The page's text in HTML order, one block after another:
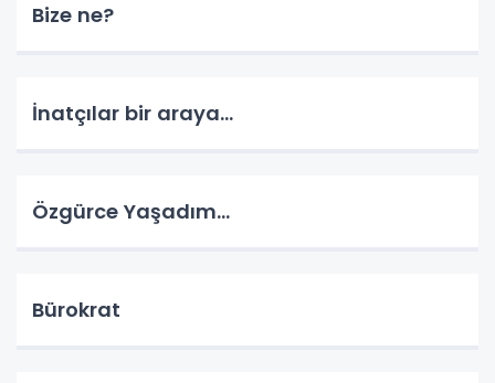
Bize ne?
İnatçılar bir araya…
Özgürce Yaşadım…
Bürokrat